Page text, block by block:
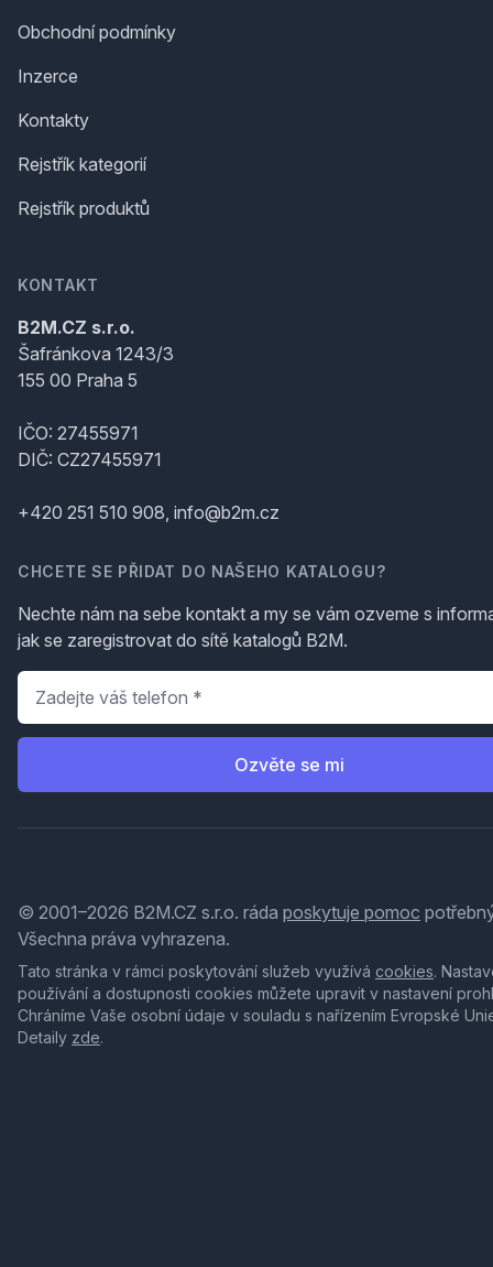
Obchodní podmínky
Inzerce
Kontakty
Rejstřík kategorií
Rejstřík produktů
KONTAKT
B2M.CZ s.r.o.
Šafránkova 1243/3
155 00 Praha 5
IČO: 27455971
DIČ: CZ27455971
+420 251 510 908, info@b2m.cz
CHCETE SE PŘIDAT DO NAŠEHO KATALOGU?
Nechte nám na sebe kontakt a my se vám ozveme s
jak se zaregistrovat do sítě katalogů B2M.
Telefon
Ozvěte se mi
© 2001–2026 B2M.CZ s.r.o. ráda poskytuje pomoc
Všechna práva vyhrazena.
Tato stránka v rámci poskytování služeb využívá cookies.
používání a dostupnosti cookies můžete upravit v nastavení
Chráníme Vaše osobní údaje v souladu s nařízením Evropské
Detaily zde.